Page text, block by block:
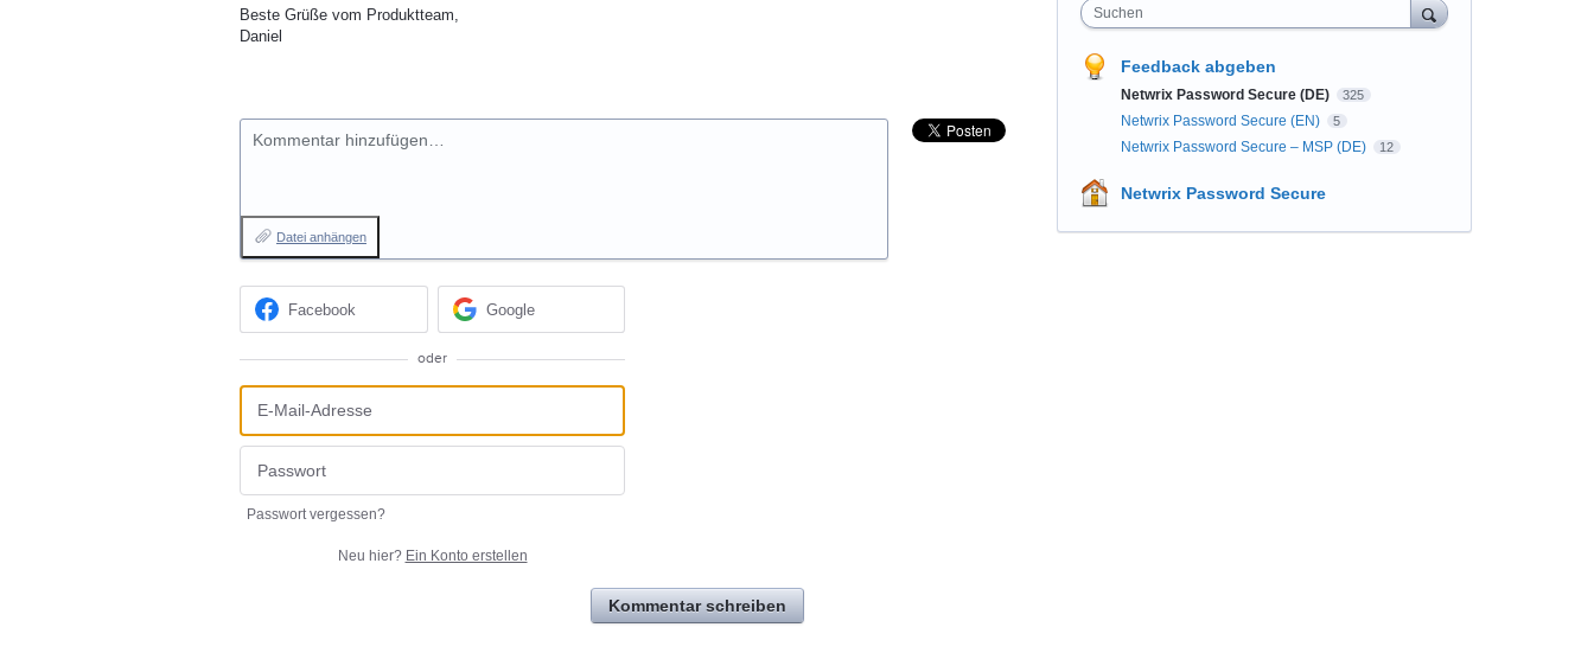
Beste Grüße vom Produktteam,
Daniel
Kommentar hinzufügen…
Datei anhängen
Facebook Google
oder
Passwort vergessen?
Neu hier? Ein Konto erstellen
Kommentar schreiben
Suchen
Feedback abgeben
Netwrix Password Secure (DE) 325
Netwrix Password Secure (EN) 5
Netwrix Password Secure – MSP (DE) 12
Netwrix Password Secure